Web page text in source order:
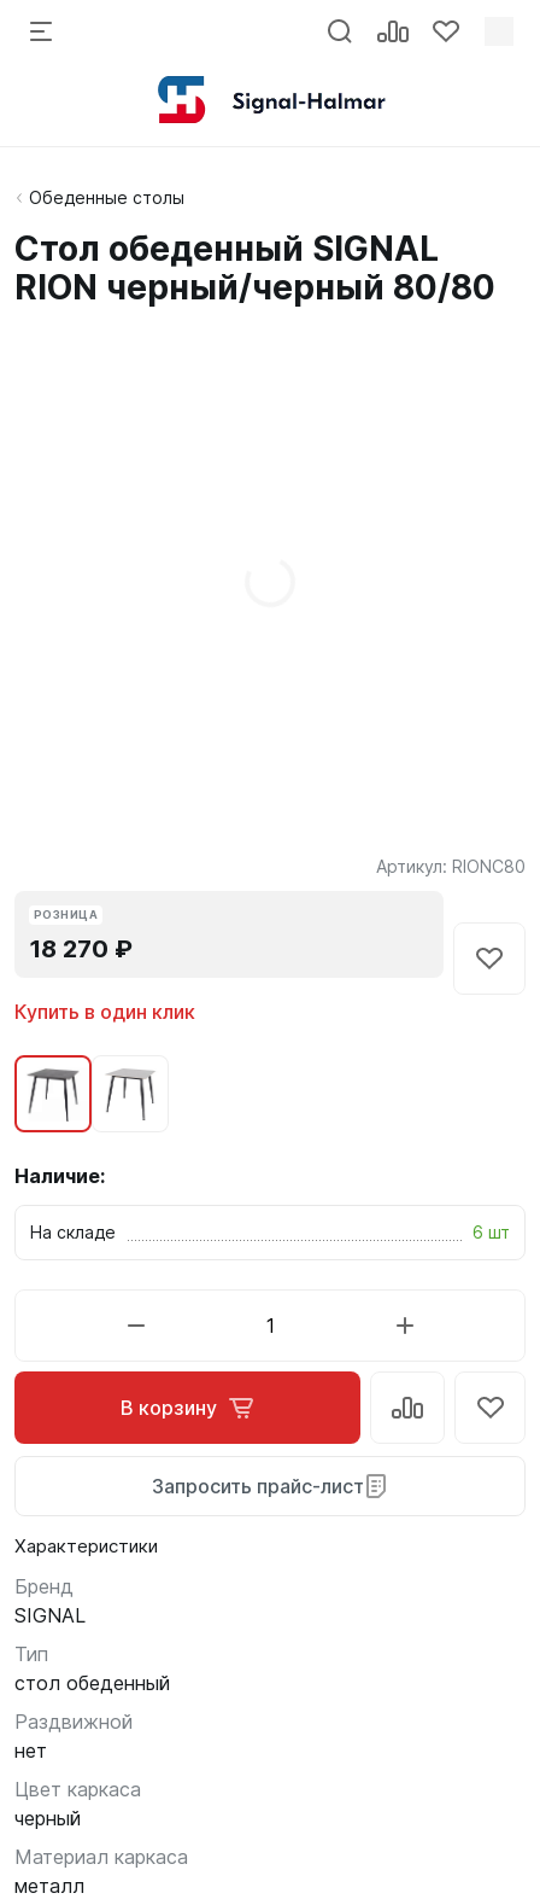
Обеденные столы
Стол обеденный SIGNAL
RION черный/черный 80/80
Характеристики
Бренд
SIGNAL
Тип
стол обеденный
Раздвижной
нет
Цвет каркаса
черный
Материал каркаса
металл
Артикул: RIONC80
РОЗНИЦА
18 270 ₽
Купить в один клик
Наличие:
На складе 6 шт
В корзину
Запросить прайс-лист